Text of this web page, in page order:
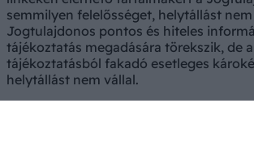
semmilyen felelősséget, helytállást
Jogtulajdonos pontos és hiteles
tájékoztatás megadására törekszik, de
tájékoztatásból fakadó esetleges
helytállást nem vállal.